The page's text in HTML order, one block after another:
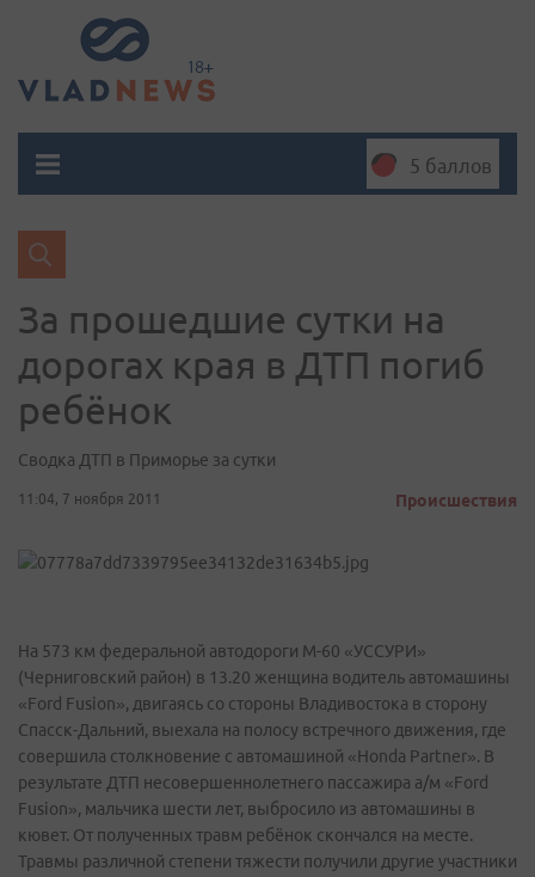
5 баллов
За прошедшие сутки на
дорогах края в ДТП погиб
ребёнок
Сводка ДТП в Приморье за сутки
11:04, 7 ноября 2011 Происшествия
На 573 км федеральной автодороги М-60 «УССУРИ»
(Черниговский район) в 13.20 женщина водитель автомашины
«Ford Fusion», двигаясь со стороны Владивостока в сторону
Спасск-Дальний, выехала на полосу встречного движения, где
совершила столкновение с автомашиной «Honda Partner». В
результате ДТП несовершеннолетнего пассажира а/м «Ford
Fusion», мальчика шести лет, выбросило из автомашины в
кювет. От полученных травм ребёнок скончался на месте.
Травмы различной степени тяжести получили другие участники